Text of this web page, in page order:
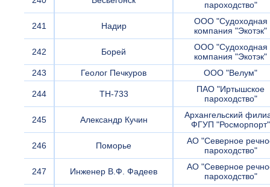
пароходство"
241 Надир
ООО "Судоходная
компания "Экотэк"
242 Борей
ООО "Судоходная
компания "Экотэк"
243
Геолог Печкуров ООО "Велум"
244 ТН-733
ПАО "Иртышское
пароходство"
245 Александр Кучин
Архангельский
ФГУП "Росморпорт"
246 Поморье
АО "Северное
пароходство"
247 Инженер В.Ф. Фадеев
АО "Северное
пароходство"